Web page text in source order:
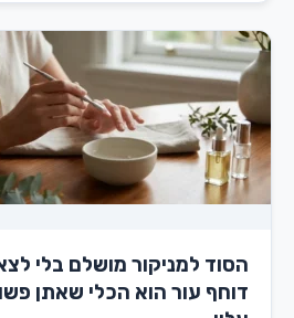
הסוד למניקור מושלם בלי
דוחף עור הוא הכלי שאתן